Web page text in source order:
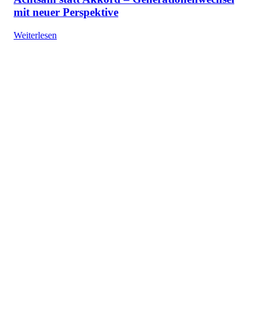
mit neuer Perspektive
Weiterlesen